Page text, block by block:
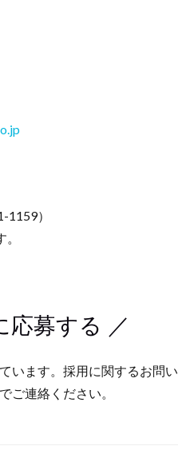
）
応募する ／
います。採用に関するお問い
ご連絡ください。